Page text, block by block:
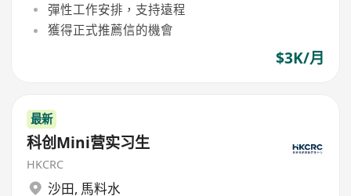
彈性工作安排，支持遠程
獲得正式推薦信的機會
$3K/月
最新
科创Mini营实习生
HKCRC
沙田, 馬料水